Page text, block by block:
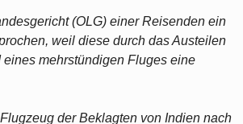
(OLG) einer Reisenden ein
weil diese durch das Austeilen
mehrstündigen Fluges eine
der Beklagten von Indien nach